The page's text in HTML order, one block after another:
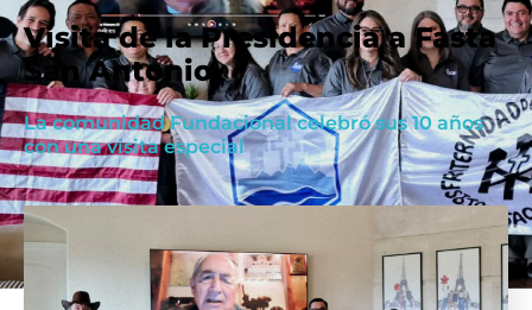
Visita de la Presidencia a Fasta
San Antonio
La comunidad Fundacional celebró sus 10 años
con una visita especial